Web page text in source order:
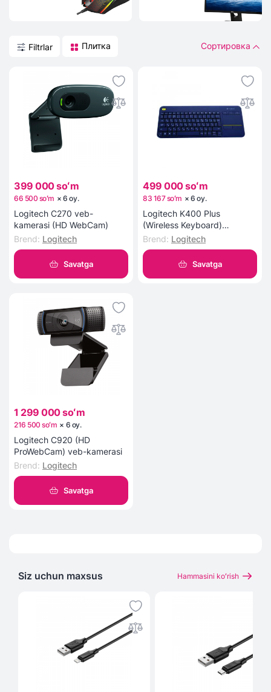
Filtrlar Плитка Сортировка
399 000 soʻm
66 500 soʻm ×6 oy.
Logitech C270 veb-
kamerasi (HD WebCam)
Brend: Logitech
Savatga
499 000 soʻm
83 167 soʻm ×6 oy.
Logitech K400 Plus
(Wireless Keyboard)
Klaviaturasi
Brend: Logitech
Savatga
1 299 000 soʻm
216 500 soʻm × 6 oy.
Logitech C920 (HD
ProWebCam) veb-kamerasi
Brend: Logitech
Savatga
Siz uchun maxsus Hammasini koʻrish